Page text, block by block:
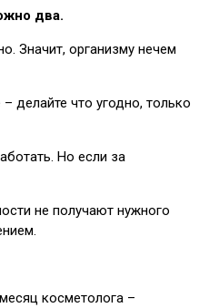
два.
Значит, организму нечем
делайте что угодно, только
Но если за
не получают нужного
косметолога –